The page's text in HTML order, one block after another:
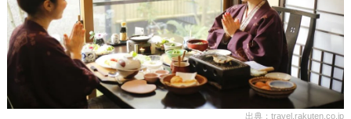
出典：travel.rakuten.co.jp